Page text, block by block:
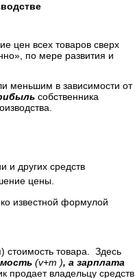
цен всех товаров сверх
по мере развития и
меньшим в зависимости от
собственника
и других средств
цены.
известной формулой
товара.
Здесь
(v+m ), а зарплата
продает владельцу средств